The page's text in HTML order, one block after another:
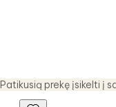
Patikusią prekę įsikelti į